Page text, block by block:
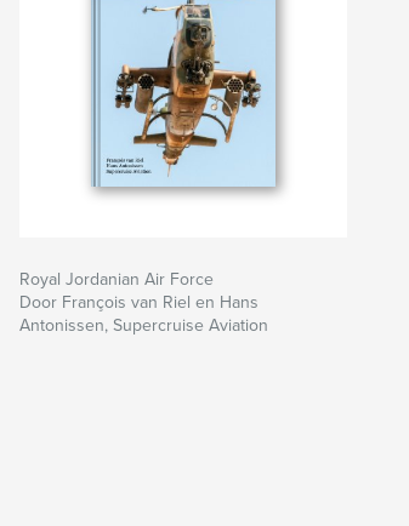
Royal Jordanian Air Force
Door François van Riel en Hans
Antonissen, Supercruise Aviation